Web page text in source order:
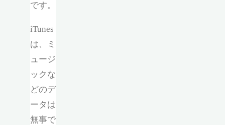
です。
iTunes
は、ミ
ュージ
ックな
どのデ
ータは
無事で